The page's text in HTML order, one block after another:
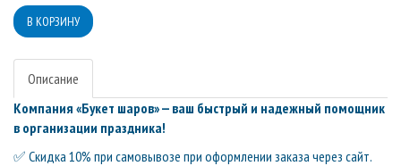
Описание
Компания «Букет шаров» — ваш быстрый и надежный помощник
в организации праздника!
✅ Скидка 10% при самовывозе при оформлении заказа через сайт.